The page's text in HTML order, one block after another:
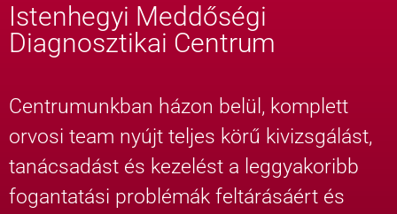
Istenhegyi Meddőségi
Diagnosztikai Centrum
Centrumunkban házon belül, komplett
orvosi team nyújt teljes körű kivizsgálást,
tanácsadást és kezelést a leggyakoribb
fogantatási problémák feltárásáért és